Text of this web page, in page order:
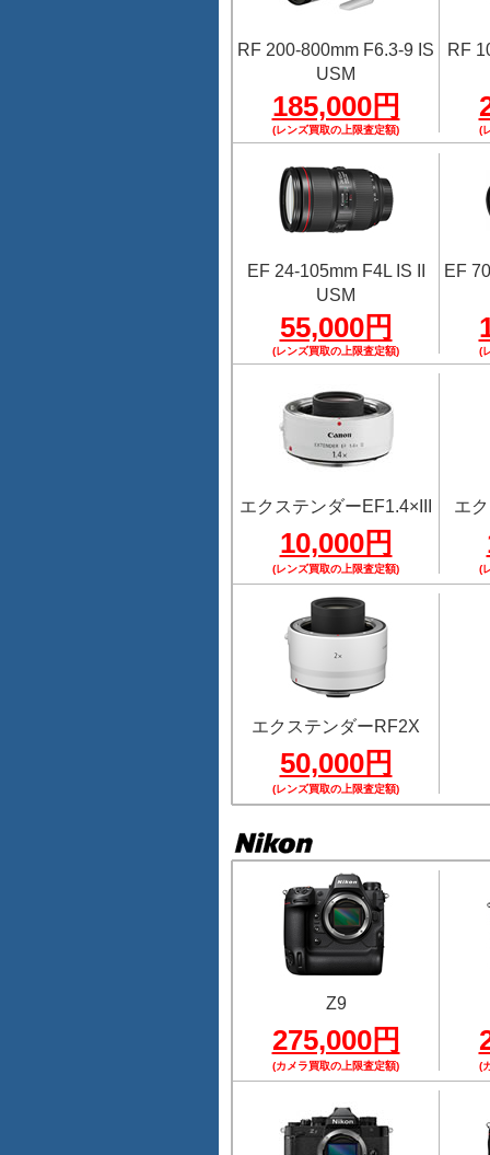
RF 200-800mm F6.3-9 IS
USM
185,000円
(レンズ買取の上限査定額)
RF
(
EF 24-105mm F4L IS II
USM
55,000円
(レンズ買取の上限査定額)
EF
(
エクステンダーEF1.4×III
10,000円
(レンズ買取の上限査定額)
エ
(
エクステンダーRF2X
50,000円
(レンズ買取の上限査定額)
Z9
275,000円
(カメラ買取の上限査定額) (